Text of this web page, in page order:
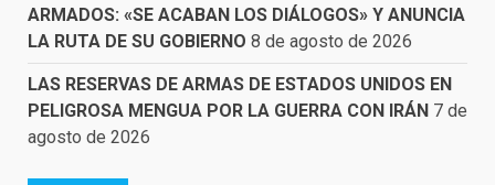
ARMADOS: «SE ACABAN LOS DIÁLOGOS» Y ANUNCIA
LA RUTA DE SU GOBIERNO 8 de agosto de 2026
LAS RESERVAS DE ARMAS DE ESTADOS UNIDOS EN
PELIGROSA MENGUA POR LA GUERRA CON IRÁN 7 de
agosto de 2026